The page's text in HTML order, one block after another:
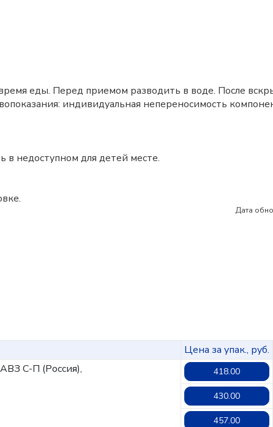
еды. Перед приемом разводить в воде. После
индивидуальная непереносимость
в недоступном для детей месте.
Дата
Цена за упак., руб.
С-П (Россия), 418.00
430.00
457.00